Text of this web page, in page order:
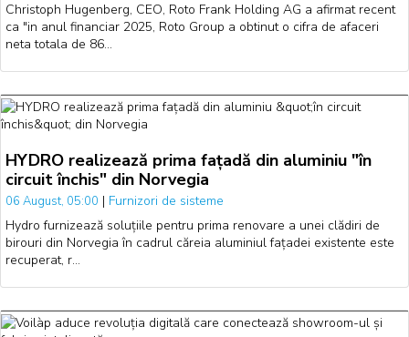
Christoph Hugenberg, CEO, Roto Frank Holding AG a afirmat recent
ca "in anul financiar 2025, Roto Group a obtinut o cifra de afaceri
neta totala de 86…
HYDRO realizează prima fațadă din aluminiu "în
circuit închis" din Norvegia
06 August, 05:00 | Furnizori de sisteme
Hydro furnizează soluțiile pentru prima renovare a unei clădiri de
birouri din Norvegia în cadrul căreia aluminiul fațadei existente este
recuperat, r…